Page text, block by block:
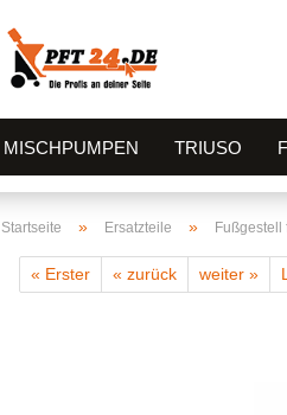
MISCHPUMPEN TRIUSO
Startseite » Ersatzteile » Fußgestell
« Erster « zurück weiter »